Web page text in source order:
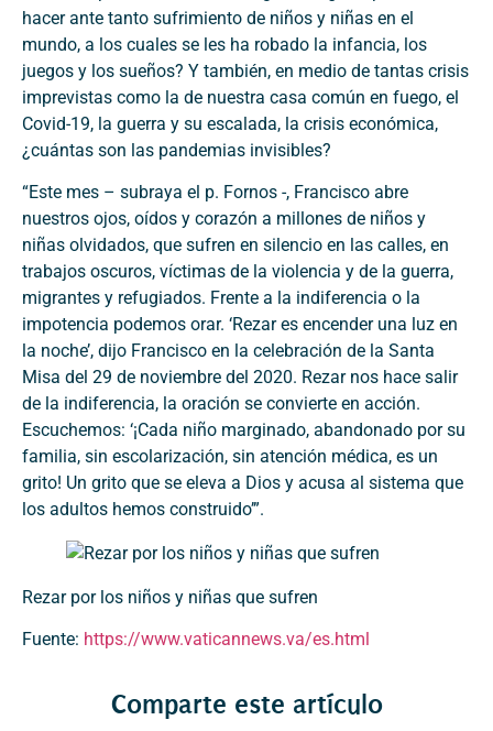
hacer ante tanto sufrimiento de niños y niñas en el
mundo, a los cuales se les ha robado la infancia, los
juegos y los sueños? Y también, en medio de tantas crisis
imprevistas como la de nuestra casa común en fuego, el
Covid-19, la guerra y su escalada, la crisis económica,
¿cuántas son las pandemias invisibles?
“Este mes – subraya el p. Fornos -, Francisco abre
nuestros ojos, oídos y corazón a millones de niños y
niñas olvidados, que sufren en silencio en las calles, en
trabajos oscuros, víctimas de la violencia y de la guerra,
migrantes y refugiados. Frente a la indiferencia o la
impotencia podemos orar. ‘Rezar es encender una luz en
la noche’, dijo Francisco en la celebración de la Santa
Misa del 29 de noviembre del 2020. Rezar nos hace salir
de la indiferencia, la oración se convierte en acción.
Escuchemos: ‘¡Cada niño marginado, abandonado por su
familia, sin escolarización, sin atención médica, es un
grito! Un grito que se eleva a Dios y acusa al sistema que
los adultos hemos construido’”.
Rezar por los niños y niñas que sufren
Fuente: https://www.vaticannews.va/es.html
Comparte este artículo